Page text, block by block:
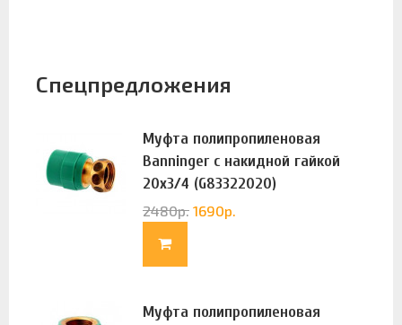
Спецпредложения
Муфта полипропиленовая
Banninger с накидной гайкой
20х3/4 (G83322020)
2480р. 1690р.
Муфта полипропиленовая